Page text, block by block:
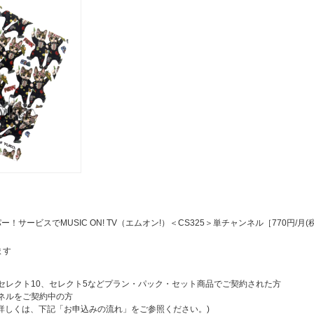
！サービスでMUSIC ON! TV（エムオン!）＜CS325＞単チャンネル［770円/月(
す
レクト10、セレクト5などプラン・パック・セット商品でご契約された方
ルをご契約中の方
くは、下記「お申込みの流れ」をご参照ください。)